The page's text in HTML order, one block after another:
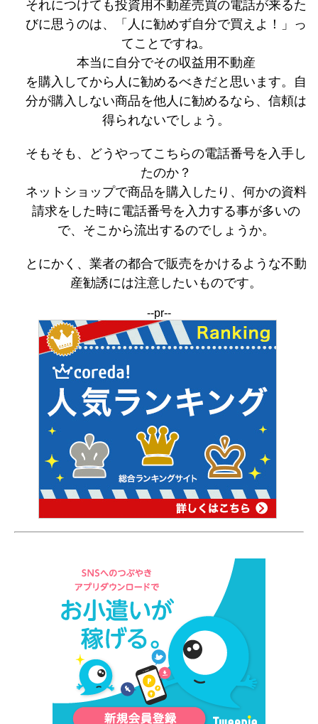
それにつけても投資用不動産売買の電話が来るた
びに思うのは、「人に勧めず自分で買えよ！」っ
てことですね。
本当に自分でその収益用不動産
を購入してから人に勧めるべきだと思います。自
分が購入しない商品を他人に勧めるなら、信頼は
得られないでしょう。
そもそも、どうやってこちらの電話番号を入手し
たのか？
ネットショップで商品を購入したり、何かの資料
請求をした時に電話番号を入力する事が多いの
で、そこから流出するのでしょうか。
とにかく、業者の都合で販売をかけるような不動
産勧誘には注意したいものです。
--pr--